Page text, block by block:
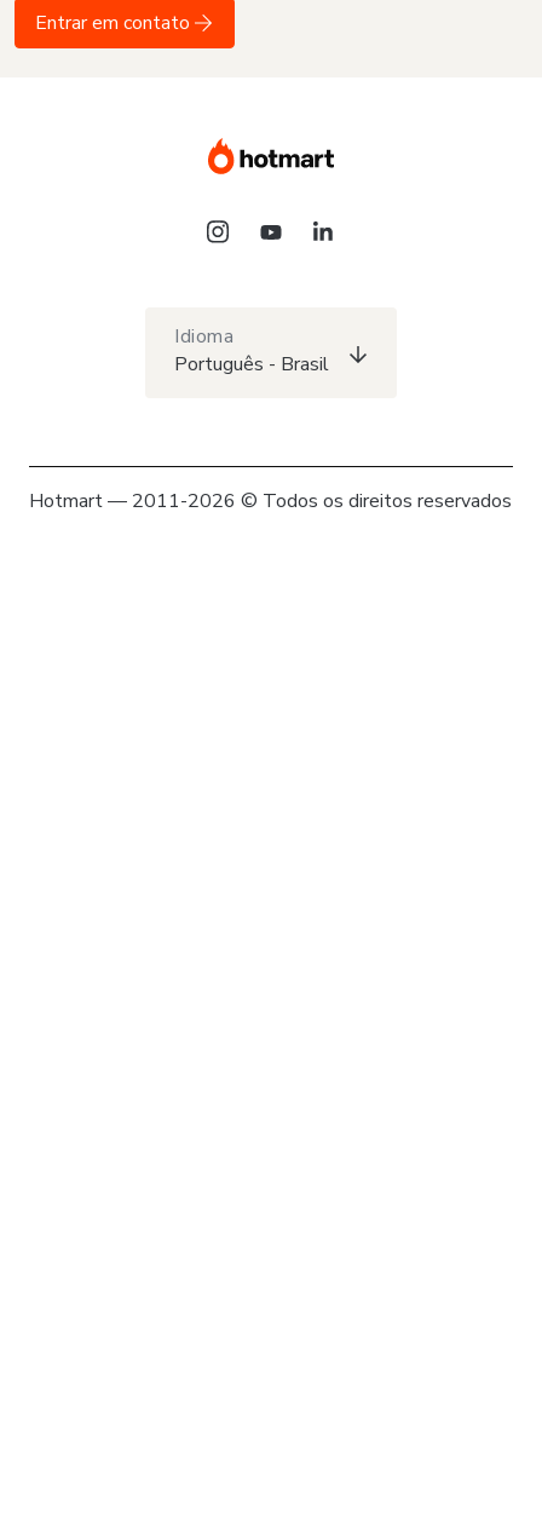
Entrar em contato
Idioma
Português - Brasil
Hotmart — 2011-2026 © Todos os direitos reservados